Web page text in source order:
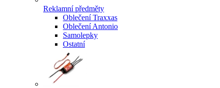
Reklamní předměty
Oblečení Traxxas
Oblečení Antonio
Samolepky
Ostatní